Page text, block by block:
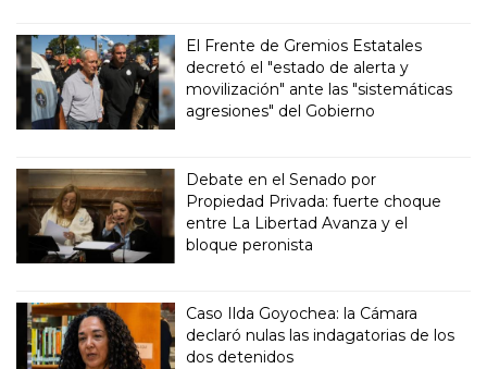
El Frente de Gremios Estatales
decretó el "estado de alerta y
movilización" ante las "sistemáticas
agresiones" del Gobierno
Debate en el Senado por
Propiedad Privada: fuerte choque
entre La Libertad Avanza y el
bloque peronista
Caso Ilda Goyochea: la Cámara
declaró nulas las indagatorias de los
dos detenidos